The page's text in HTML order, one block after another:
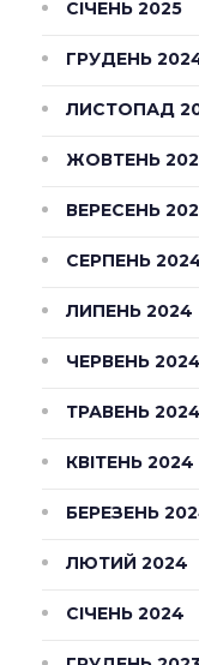
СІЧЕНЬ 2025
ГРУДЕНЬ
ЛИСТОПАД
ЖОВТЕНЬ
ВЕРЕСЕНЬ
СЕРПЕНЬ
ЛИПЕНЬ 2024
ЧЕРВЕНЬ 2024
ТРАВЕНЬ 2024
КВІТЕНЬ 2024
БЕРЕЗЕНЬ
ЛЮТИЙ 2024
СІЧЕНЬ 2024